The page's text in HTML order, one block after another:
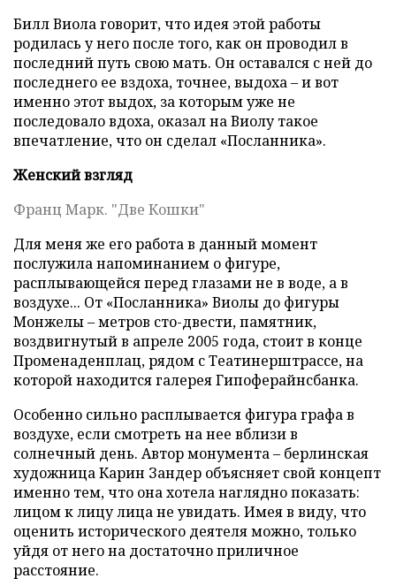
Билл Виола говорит, что идея этой работы
родилась у него после того, как он проводил в
последний путь свою мать. Он оставался с ней до
последнего ее вздоха, точнее, выдоха – и вот
именно этот выдох, за которым уже не
последовало вдоха, оказал на Виолу такое
впечатление, что он сделал «Посланника».
Женский взгляд
Франц Марк. "Две Кошки"
Для меня же его работа в данный момент
послужила напоминанием о фигуре,
расплывающейся перед глазами не в воде, а в
воздухе... От «Посланника» Виолы до фигуры
Монжелы – метров сто-двести, памятник,
воздвигнутый в апреле 2005 года, стоит в конце
Променаденплац, рядом с Театинерштрассе, на
которой находится галерея Гипоферайнсбанка.
Особенно сильно расплывается фигура графа в
воздухе, если смотреть на нее вблизи в
солнечный день. Автор монумента – берлинская
художница Карин Зандер объясняет свой концепт
именно тем, что она хотела наглядно показать:
лицом к лицу лица не увидать. Имея в виду, что
оценить исторического деятеля можно, только
уйдя от него на достаточно приличное
расстояние.